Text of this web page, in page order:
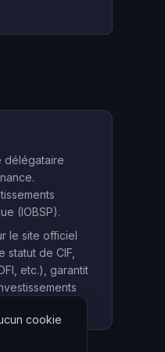
délégataire
(IOBSP).
le site officiel
de CIF,
etc.), garantit
cookie